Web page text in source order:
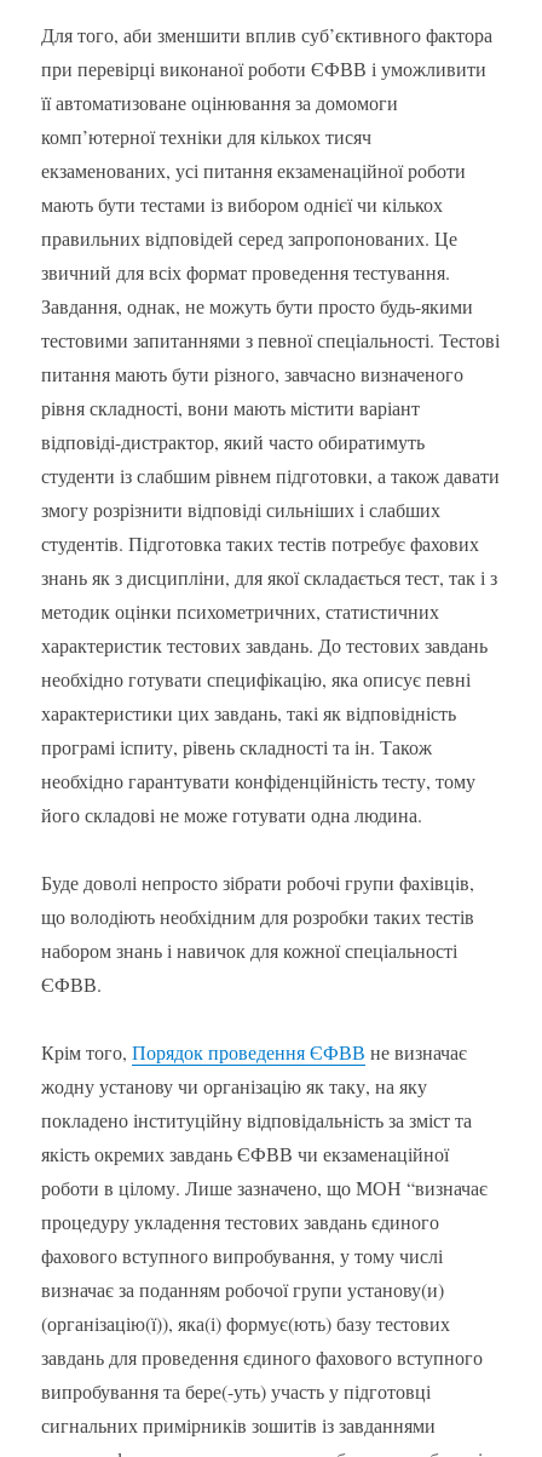
Для того, аби зменшити вплив суб’єктивного фактора
при перевірці виконаної роботи ЄФВВ і уможливити
її автоматизоване оцінювання за домомоги
комп’ютерної техніки для кількох тисяч
екзаменованих, усі питання екзаменаційної роботи
мають бути тестами із вибором однієї чи кількох
правильних відповідей серед запропонованих. Це
звичний для всіх формат проведення тестування.
Завдання, однак, не можуть бути просто будь-якими
тестовими запитаннями з певної спеціальності. Тестові
питання мають бути різного, завчасно визначеного
рівня складності, вони мають містити варіант
відповіді-дистрактор, який часто обиратимуть
студенти із слабшим рівнем підготовки, а також давати
змогу розрізнити відповіді сильніших і слабших
студентів. Підготовка таких тестів потребує фахових
знань як з дисципліни, для якої складається тест, так і з
методик оцінки психометричних, статистичних
характеристик тестових завдань. До тестових завдань
необхідно готувати специфікацію, яка описує певні
характеристики цих завдань, такі як відповідність
програмі іспиту, рівень складності та ін. Також
необхідно гарантувати конфіденційність тесту, тому
його складові не може готувати одна людина.
Буде доволі непросто зібрати робочі групи фахівців,
що володіють необхідним для розробки таких тестів
набором знань і навичок для кожної спеціальності
ЄФВВ.
Крім того,Порядок проведення ЄФВВ не визначає
жодну установу чи організацію як таку, на яку
покладено інституційну відповідальність за зміст та
якість окремих завдань ЄФВВ чи екзаменаційної
роботи в цілому. Лише зазначено, що МОН “визначає
процедуру укладення тестових завдань єдиного
фахового вступного випробування, у тому числі
визначає за поданням робочої групи установу(и)
(організацію(ї)), яка(і) формує(ють) базу тестових
завдань для проведення єдиного фахового вступного
випробування та бере(-уть) участь у підготовці
сигнальних примірників зошитів із завданнями